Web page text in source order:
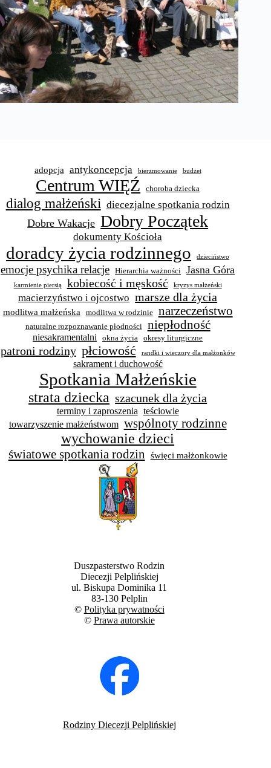
adopcja antykoncepcja bierzmowanie budżet
Centrum WIĘŹ choroba dziecka
dialog małżeński diecezjalne spotkania rodzin
Dobre Wakacje Dobry Początek
dokumenty Kościoła
doradcy życia rodzinnego dzieciństwo
emocje psychika relacje Hierarchia ważności Jasna Góra
karmienie piersią kobiecość i męskość kryzys małżeński
macierzyństwo i ojcostwo marsze dla życia
modlitwa małżeńska modlitwa w rodzinie narzeczeństwo
naturalne rozpoznawanie płodności niepłodność
niesakramentalni okna życia okresy liturgiczne
patroni rodziny płciowość randki i wieczory dla małżonków
sakrament i duchowość
Spotkania Małżeńskie
strata dziecka szacunek dla życia
terminy i zaproszenia teściowie
towarzyszenie małżeństwom wspólnoty rodzinne
wychowanie dzieci
światowe spotkania rodzin święci małżonkowie
Duszpasterstwo Rodzin
Diecezji Pelplińskiej
ul. Biskupa Dominika 11
83-130 Pelplin
© Polityka prywatności
© Prawa autorskie
Rodziny Diecezji Pelplińskiej